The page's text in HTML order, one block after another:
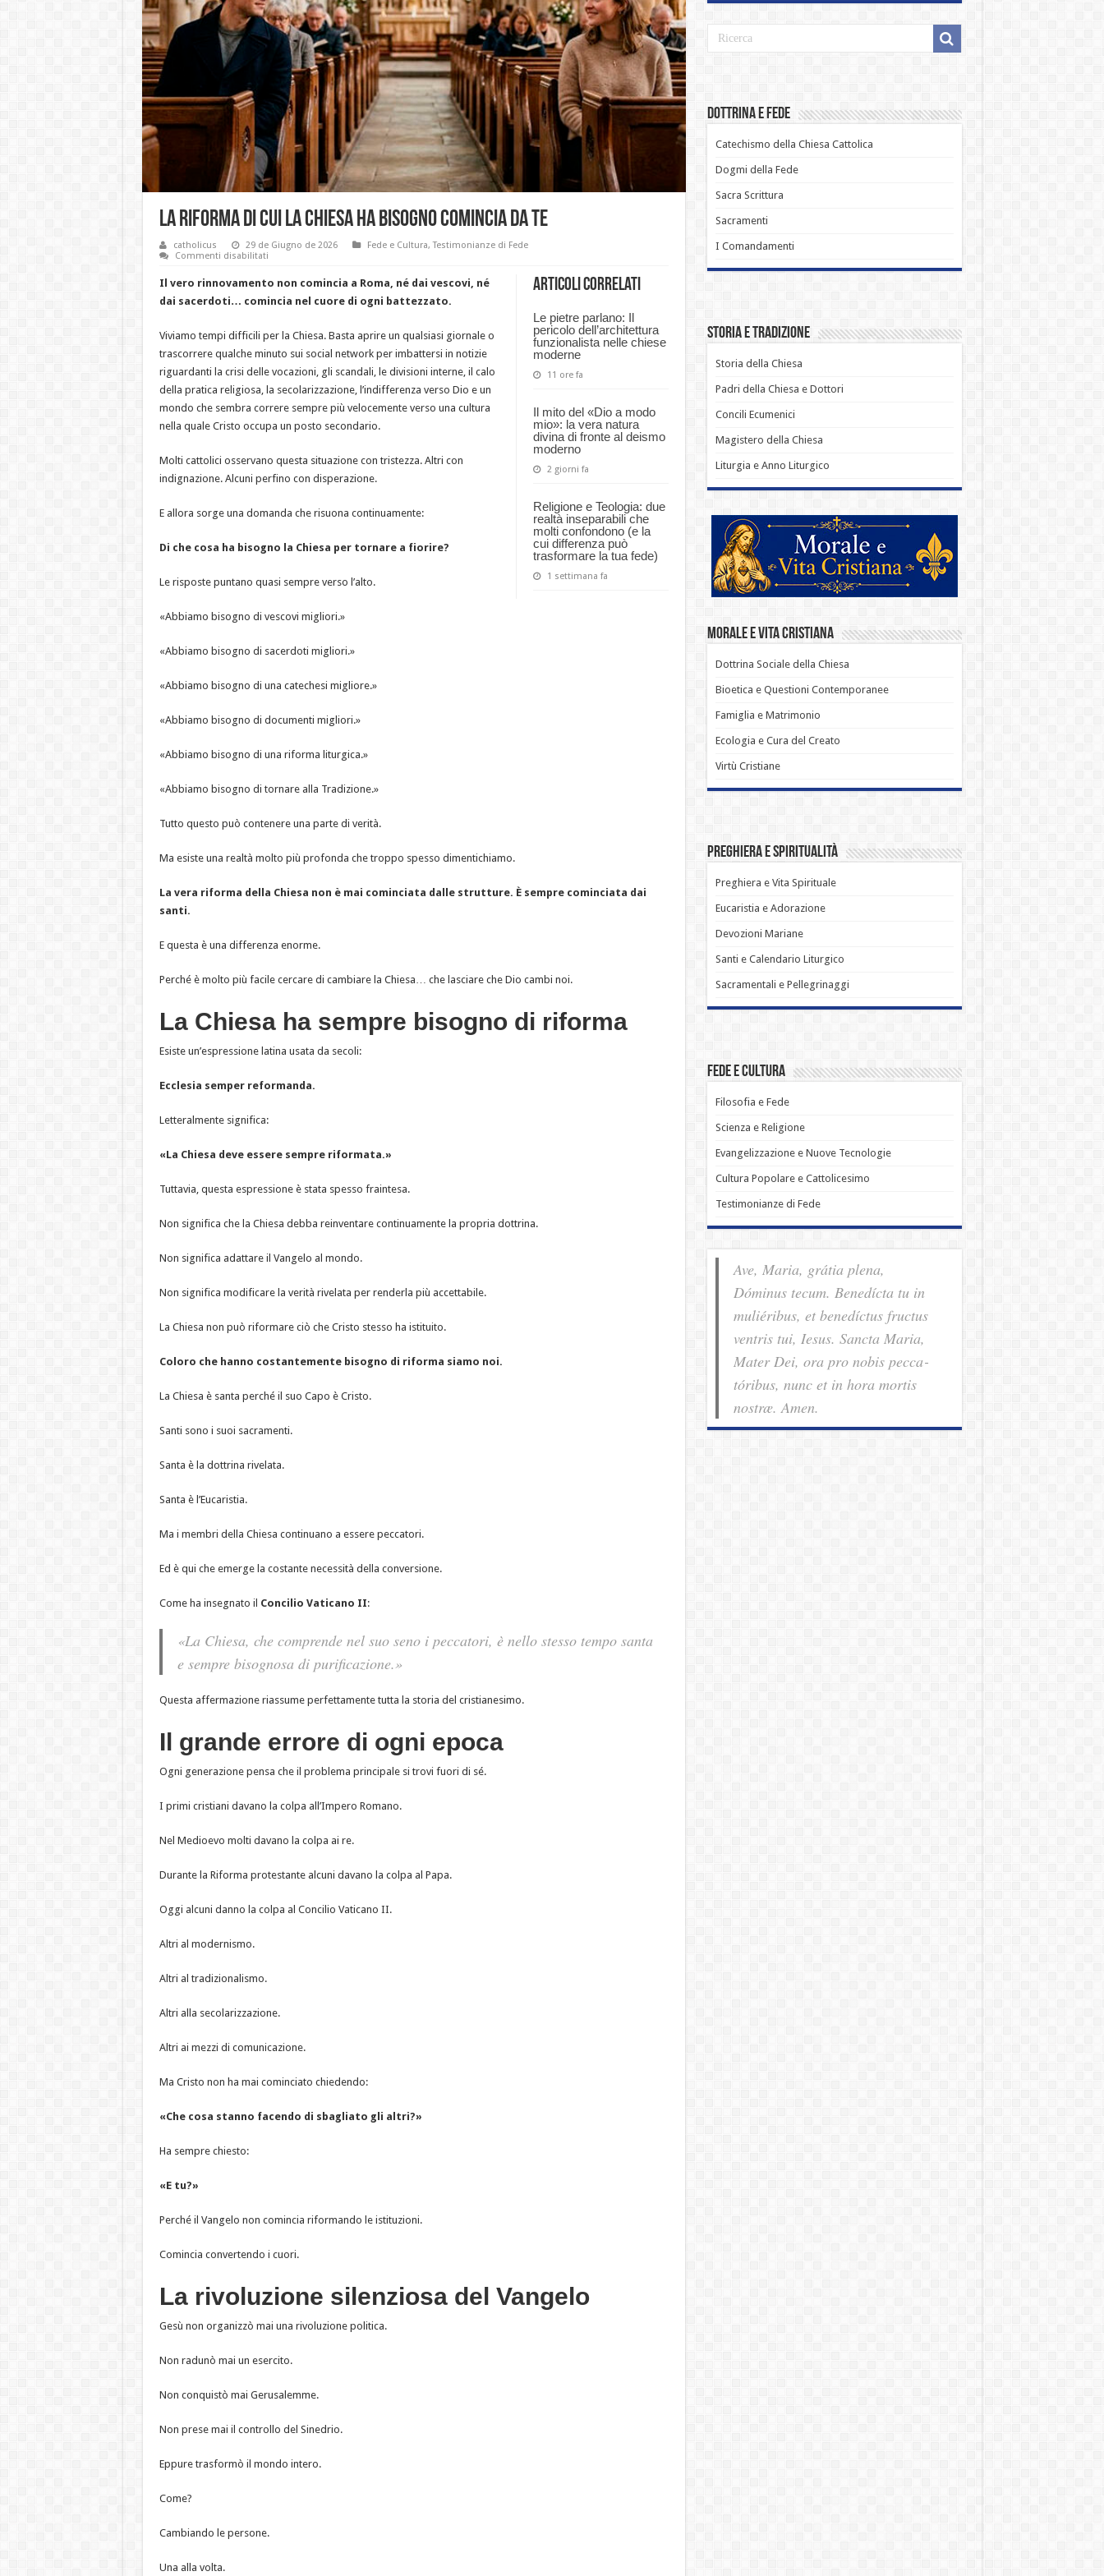
La riforma di cui la Chiesa ha bisogno comincia da te
catholicus 29 de Giugno de 2026 Fede e Cultura,Testimonianze di Fede
Commenti disabilitatisu
di
cui
bisogno
comincia
te
Articoli correlati
Le pietre parlano: Il
pericolo dell’architettura
funzionalista nelle chiese
moderne
11 ore fa
Il mito del «Dio a modo
mio»: la vera natura
divina di fronte al deismo
moderno
2 giorni fa
Religione e Teologia: due
realtà inseparabili che
molti confondono (e la
cui differenza può
trasformare la tua fede)
1 settimana fa
Il vero rinnovamento non comincia a Roma, né dai vescovi, né
dai sacerdoti… comincia nel cuore di ogni battezzato.
Viviamo tempi difficili per la Chiesa. Basta aprire un qualsiasi giornale o
trascorrere qualche minuto sui social network per imbattersi in notizie
riguardanti la crisi delle vocazioni, gli scandali, le divisioni interne, il calo
della pratica religiosa, la secolarizzazione, l’indifferenza verso Dio e un
mondo che sembra correre sempre più velocemente verso una cultura
nella quale Cristo occupa un posto secondario.
Molti cattolici osservano questa situazione con tristezza. Altri con
indignazione. Alcuni perfino con disperazione.
E allora sorge una domanda che risuona continuamente:
Di che cosa ha bisogno la Chiesa per tornare a fiorire?
Le risposte puntano quasi sempre verso l’alto.
«Abbiamo bisogno di vescovi migliori.»
«Abbiamo bisogno di sacerdoti migliori.»
«Abbiamo bisogno di una catechesi migliore.»
«Abbiamo bisogno di documenti migliori.»
«Abbiamo bisogno di una riforma liturgica.»
«Abbiamo bisogno di tornare alla Tradizione.»
Tutto questo può contenere una parte di verità.
Ma esiste una realtà molto più profonda che troppo spesso dimentichiamo.
La vera riforma della Chiesa non è mai cominciata dalle strutture. È sempre cominciata dai
santi.
E questa è una differenza enorme.
Perché è molto più facile cercare di cambiare la Chiesa… che lasciare che Dio cambi noi.
La Chiesa ha sempre bisogno di riforma
Esiste un’espressione latina usata da secoli:
Ecclesia semper reformanda.
Letteralmente significa:
«La Chiesa deve essere sempre riformata.»
Tuttavia, questa espressione è stata spesso fraintesa.
Non significa che la Chiesa debba reinventare continuamente la propria dottrina.
Non significa adattare il Vangelo al mondo.
Non significa modificare la verità rivelata per renderla più accettabile.
La Chiesa non può riformare ciò che Cristo stesso ha istituito.
Coloro che hanno costantemente bisogno di riforma siamo noi.
La Chiesa è santa perché il suo Capo è Cristo.
Santi sono i suoi sacramenti.
Santa è la dottrina rivelata.
Santa è l’Eucaristia.
Ma i membri della Chiesa continuano a essere peccatori.
Ed è qui che emerge la costante necessità della conversione.
Come ha insegnato il Concilio Vaticano II:
«La Chiesa, che comprende nel suo seno i peccatori, è nello stesso tempo santa
e sempre bisognosa di purificazione.»
Questa affermazione riassume perfettamente tutta la storia del cristianesimo.
Il grande errore di ogni epoca
Ogni generazione pensa che il problema principale si trovi fuori di sé.
I primi cristiani davano la colpa all’Impero Romano.
Nel Medioevo molti davano la colpa ai re.
Durante la Riforma protestante alcuni davano la colpa al Papa.
Oggi alcuni danno la colpa al Concilio Vaticano II.
Altri al modernismo.
Altri al tradizionalismo.
Altri alla secolarizzazione.
Altri ai mezzi di comunicazione.
Ma Cristo non ha mai cominciato chiedendo:
«Che cosa stanno facendo di sbagliato gli altri?»
Ha sempre chiesto:
«E tu?»
Perché il Vangelo non comincia riformando le istituzioni.
Comincia convertendo i cuori.
La rivoluzione silenziosa del Vangelo
Gesù non organizzò mai una rivoluzione politica.
Non radunò mai un esercito.
Non conquistò mai Gerusalemme.
Non prese mai il controllo del Sinedrio.
Eppure trasformò il mondo intero.
Come?
Cambiando le persone.
Una alla volta.
Dottrina e Fede
Catechismo della Chiesa Cattolica
Dogmi della Fede
Sacra Scrittura
Sacramenti
I Comandamenti
Storia e Tradizione
Storia della Chiesa
Padri della Chiesa e Dottori
Concili Ecumenici
Magistero della Chiesa
Liturgia e Anno Liturgico
Morale e Vita Cristiana
Dottrina Sociale della Chiesa
Bioetica e Questioni Contemporanee
Famiglia e Matrimonio
Ecologia e Cura del Creato
Virtù Cristiane
Preghiera e Spiritualità
Preghiera e Vita Spirituale
Eucaristia e Adorazione
Devozioni Mariane
Santi e Calendario Liturgico
Sacramentali e Pellegrinaggi
Fede e Cultura
Filosofia e Fede
Scienza e Religione
Evangelizzazione e Nuove Tecnologie
Cultura Popolare e Cattolicesimo
Testimonianze di Fede
Ave, Maria, grátia plena,
Dóminus tecum. Benedícta tu in
muliéribus, et benedíctus fructus
ventris tui, Iesus. Sancta Maria,
Mater Dei, ora pro nobis pec­ca­
tóribus, nunc et in hora mortis
nostræ. Amen.